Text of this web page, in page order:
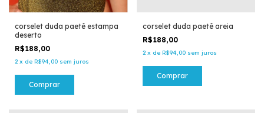
corselet duda paetê estampa
deserto
R$188,00
2 x de R$94,00 sem juros
Comprar
corselet duda paetê areia
R$188,00
2 x de R$94,00 sem juros
Comprar